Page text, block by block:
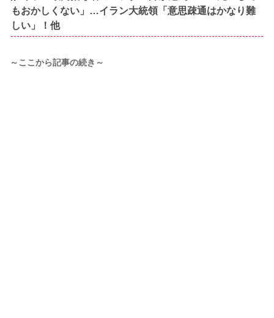
もおかしくない」…イラン大統領「意思疎通はかなり難
しい」！他
～ここから記事の続き～